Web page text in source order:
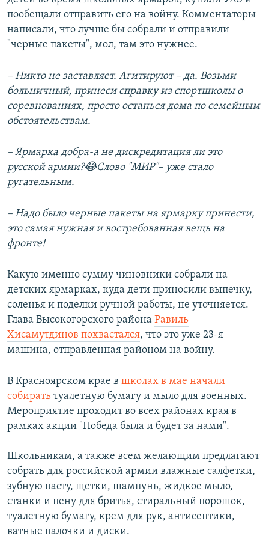
пообещали отправить его на войну. Комментаторы
написали, что лучше бы собрали и отправили
"черные пакеты", мол, там это нужнее.
– Никто не заставляет. Агитируют – да. Возьми
больничный, принеси справку из спортшколы о
соревнованиях, просто останься дома по семейным
обстоятельствам.
– Ярмарка добра-а не дискредитация ли это
русской армии?😂Слово "МИР"– уже стало
ругательным.
– Надо было черные пакеты на ярмарку принести,
это самая нужная и востребованная вещь на
фронте!
Какую именно сумму чиновники собрали на
детских ярмарках, куда дети приносили выпечку,
соленья и поделки ручной работы, не уточняется.
Глава Высокогорского района Равиль
Хисамутдинов похвастался, что это уже 23-я
машина, отправленная районом на войну.
В Красноярском крае в школах в мае начали
собирать туалетную бумагу и мыло для военных.
Мероприятие проходит во всех районах края в
рамках акции "Победа была и будет за нами".
Школьникам, а также всем желающим предлагают
собрать для российской армии влажные салфетки,
зубную пасту, щетки, шампунь, жидкое мыло,
станки и пену для бритья, стиральный порошок,
туалетную бумагу, крем для рук, антисептики,
ватные палочки и диски.